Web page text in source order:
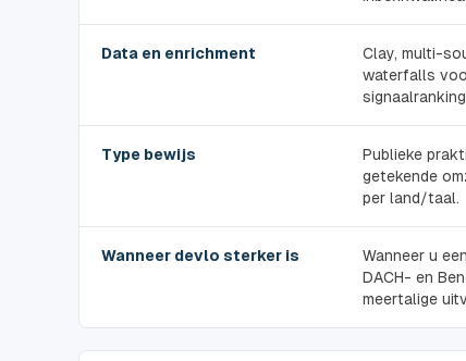
Data en enrichment
Clay, multi-
waterfalls
Type bewijs
Publieke
getekende
per land/taal.
Wanneer devlo sterker is
Wanneer u
DACH- en
meertalige